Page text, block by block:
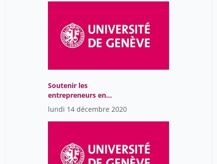
Soutenir les
entrepreneurs en
période de crise. Quelles
solutions-
lundi 14 décembre 2020